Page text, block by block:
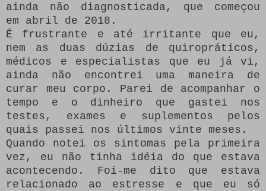
ainda não diagnosticada, que começou
em abril de 2018.
É frustrante e até irritante que eu,
nem as duas dúzias de quiropráticos,
médicos e especialistas que eu já vi,
ainda não encontrei uma maneira de
curar meu corpo. Parei de acompanhar o
tempo e o dinheiro que gastei nos
testes, exames e suplementos pelos
quais passei nos últimos vinte meses.
Quando notei os sintomas pela primeira
vez, eu não tinha idéia do que estava
acontecendo.
Foi-me dito que estava
relacionado ao estresse e que eu só